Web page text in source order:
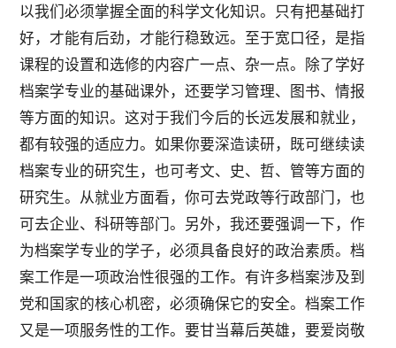
以我们必须掌握全面的科学文化知识。只有把基础打
好，才能有后劲，才能行稳致远。至于宽口径，是指
课程的设置和选修的内容广一点、杂一点。除了学好
档案学专业的基础课外，还要学习管理、图书、情报
等方面的知识。这对于我们今后的长远发展和就业，
都有较强的适应力。如果你要深造读研，既可继续读
档案专业的研究生，也可考文、史、哲、管等方面的
研究生。从就业方面看，你可去党政等行政部门，也
可去企业、科研等部门。另外，我还要强调一下，作
为档案学专业的学子，必须具备良好的政治素质。档
案工作是一项政治性很强的工作。有许多档案涉及到
党和国家的核心机密，必须确保它的安全。档案工作
又是一项服务性的工作。要甘当幕后英雄，要爱岗敬